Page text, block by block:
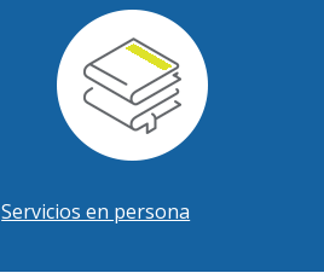
Servicios en persona